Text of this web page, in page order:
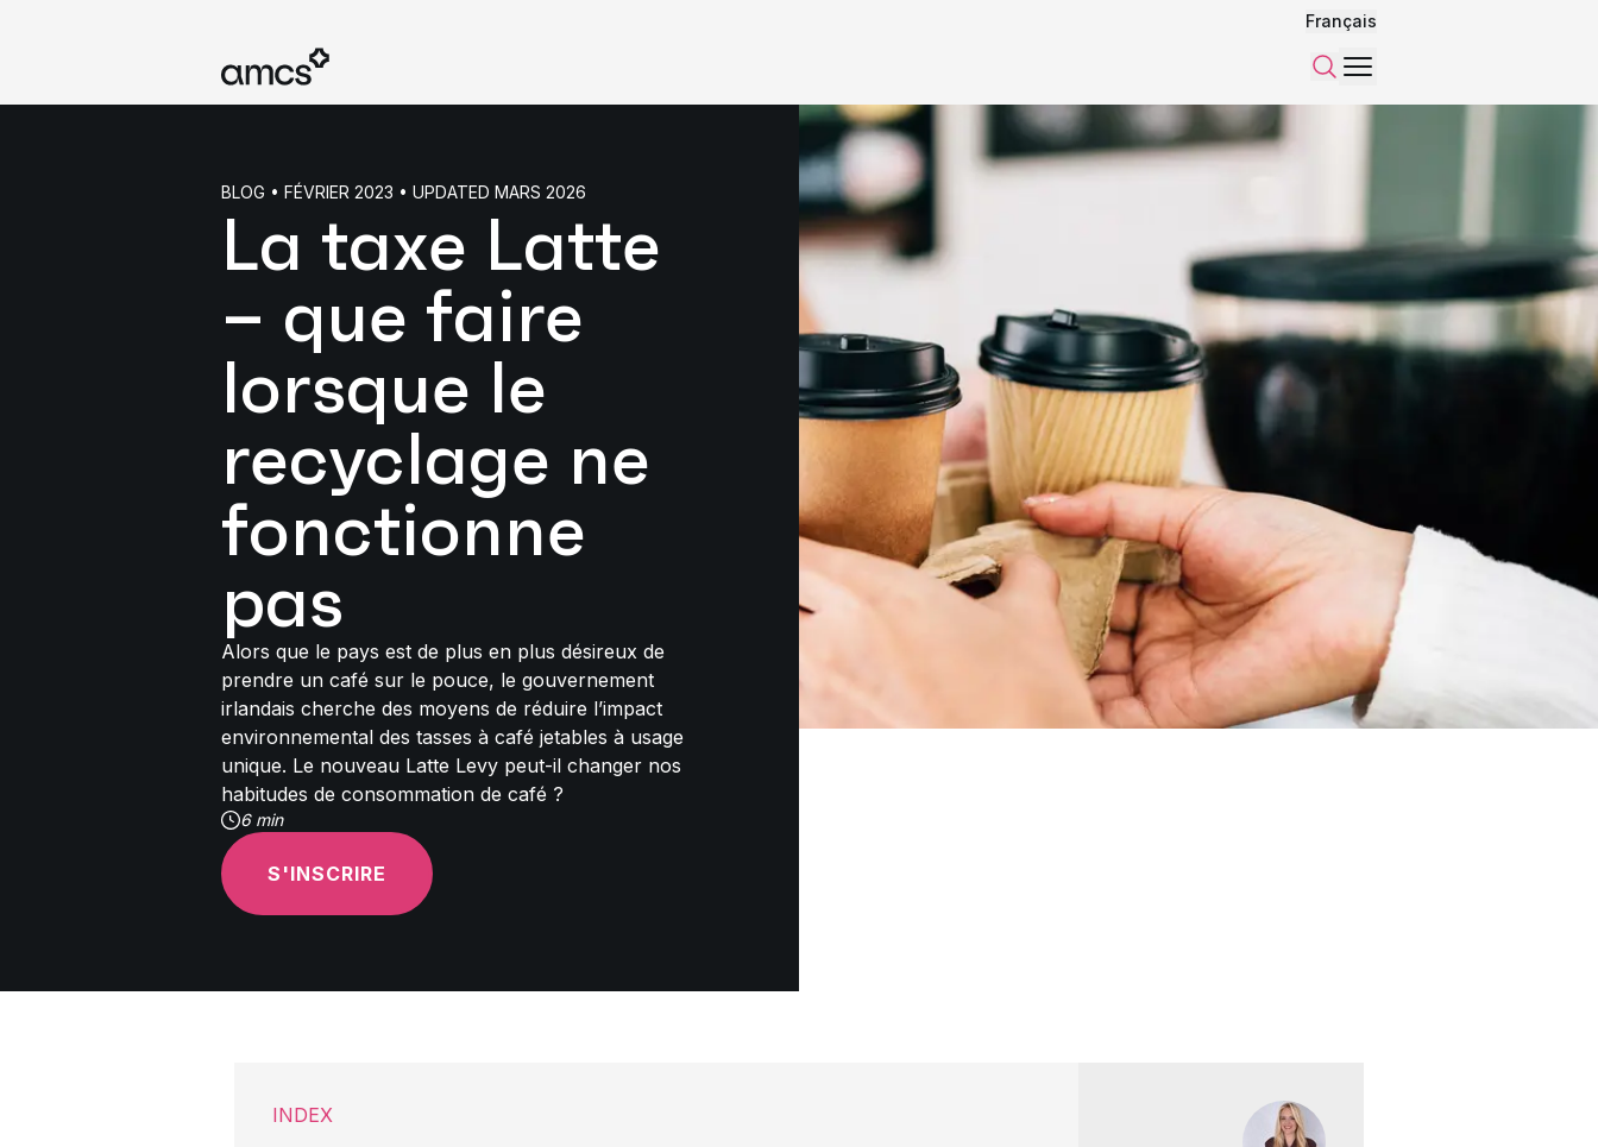
Français
Recherche
Menu
BLOG • FÉVRIER 2023 • UPDATED MARS 2026
La taxe Latte
– que faire
lorsque le
recyclage ne
fonctionne
pas
Alors que le pays est de plus en plus désireux de
prendre un café sur le pouce, le gouvernement
irlandais cherche des moyens de réduire l’impact
environnemental des tasses à café jetables à usage
unique. Le nouveau Latte Levy peut-il changer nos
habitudes de consommation de café ?
6 min
S'INSCRIRE
INDEX